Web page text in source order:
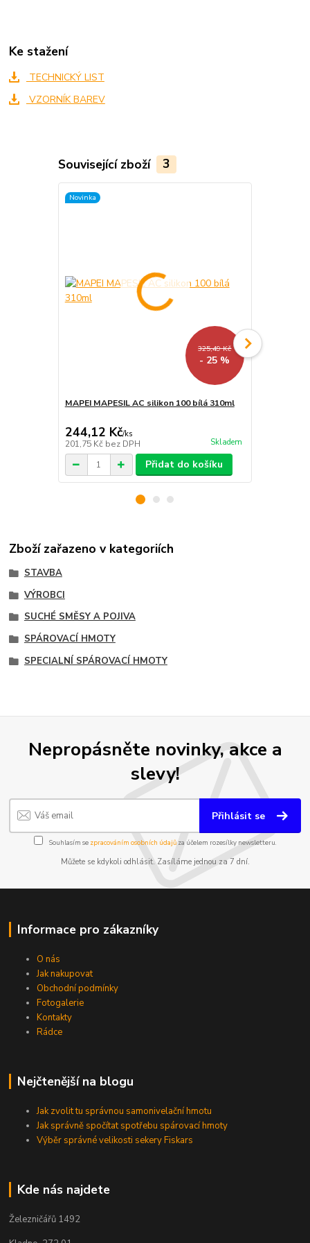
Ke stažení
TECHNICKÝ LIST
VZORNÍK BAREV
Související zboží 3
Novinka
325,49 Kč
- 25 %
MAPEI MAPESIL AC silikon 100 bílá 310ml
244,12 Kč/ks
201,75 Kč bez DPH Skladem
Přidat do košíku
Zboží zařazeno v kategoriích
STAVBA
VÝROBCI
SUCHÉ SMĚSY A POJIVA
SPÁROVACÍ HMOTY
SPECIALNÍ SPÁROVACÍ HMOTY
Nepropásněte novinky, akce a
slevy!
Přihlásit se
Souhlasím se zpracováním osobních údajůza účelem rozesílky newsletteru.
Můžete se kdykoli odhlásit. Zasíláme jednou za 7 dní.
Informace pro zákazníky
O nás
Jak nakupovat
Obchodní podmínky
Fotogalerie
Kontakty
Rádce
Nejčtenější na blogu
Jak zvolit tu správnou samonivelační hmotu
Jak správně spočítat spotřebu spárovací hmoty
Výběr správné velikosti sekery Fiskars
Kde nás najdete
Železničářů 1492